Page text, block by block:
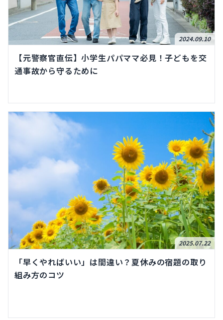
2024.09.10
【元警察官直伝】小学生パパママ必見！子どもを交
通事故から守るために
2025.07.22
「早くやればいい」は間違い？夏休みの宿題の取り
組み方のコツ